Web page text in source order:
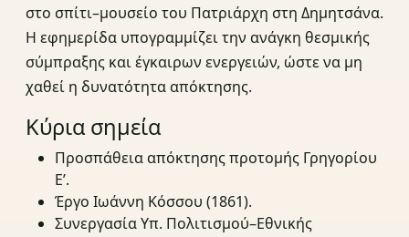
στο σπίτι–μουσείο του Πατριάρχη στη Δημητσάνα.
Η εφημερίδα υπογραμμίζει την ανάγκη θεσμικής
σύμπραξης και έγκαιρων ενεργειών, ώστε να μη
χαθεί η δυνατότητα απόκτησης.
Κύρια σημεία
Προσπάθεια απόκτησης προτομής Γρηγορίου
Ε’.
Έργο Ιωάννη Κόσσου (1861).
Συνεργασία Υπ. Πολιτισμού–Εθνικής